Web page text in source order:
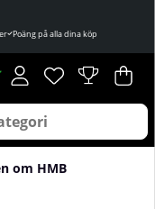
Poäng på alla dina köp
Önskelista
Antal i
. .
om HMB